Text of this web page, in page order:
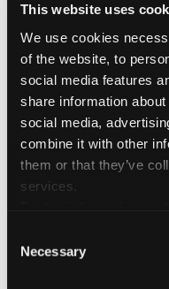
This website uses
We use cookies
of the website, to
social media features
share information
social media,
combine it with other
them or that they’ve
services.
Selection
Necessary
Paolo
Bacilieri
Durasagra, The